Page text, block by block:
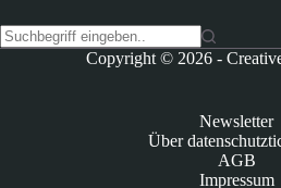
Copyright © 2026 -
Newsletter
Über
AGB
Impressum